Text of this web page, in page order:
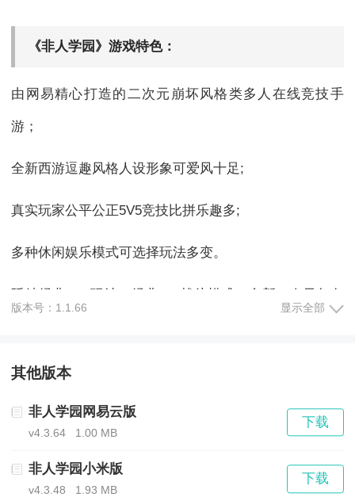
《非人学园》游戏特色：
由网易精心打造的二次元崩坏风格类多人在线竞技手
游；
全新西游逗趣风格人设形象可爱风十足;
真实玩家公平公正5V5竞技比拼乐趣多;
多种休闲娱乐模式可选择玩法多变。
延续经典LOL玩法，经典5v5战斗模式，全新二次元角色
《非人学园》游戏亮点：
给你超酷炫视觉盛宴和激烈PK快感!
经典LOL玩法，激烈5v5战斗体验;
版本号：1.1.66 显示全部
其他版本
非人学园网易云版
v4.3.64 1.00 MB
下载
非人学园小米版
v4.3.48 1.93 MB
下载